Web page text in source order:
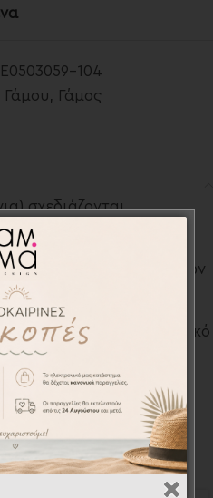
104
Γάμου, Γάμος
σχεδιάζονται
τμήμα του AMMA
προσωποποιημένων
όπως ξύλινα,
εξώφυλλο κ.ά.
να φτιάξουμε το δικό